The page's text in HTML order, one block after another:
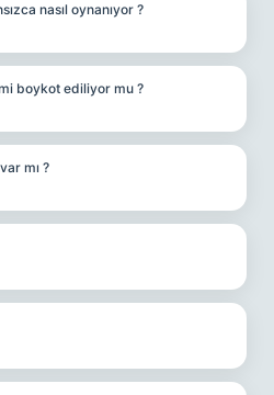
nasıl oynanıyor ?
boykot ediliyor mu ?
mı ?